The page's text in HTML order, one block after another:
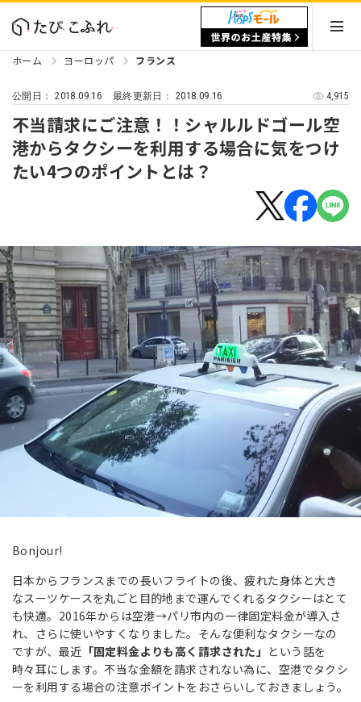
ホーム ヨーロッパ フランス
公開日：2018.09.16 最終更新日： 2018.09.16 4,915
不当請求にご注意！！シャルルドゴール空
港からタクシーを利用する場合に気をつけ
たい4つのポイントとは？
Bonjour!
日本からフランスまでの長いフライトの後、疲れた身体と大き
なスーツケースを丸ごと目的地まで運んでくれるタクシーはとて
も快適。2016年からは空港→パリ市内の一律固定料金が導入さ
れ、さらに使いやすくなりました。そんな便利なタクシーなの
ですが、最近 「固定料金よりも高く請求された」 という話を
時々耳にします。不当な金額を請求されない為に、空港でタクシ
ーを利用する場合の注意ポイントをおさらいしておきましょう。